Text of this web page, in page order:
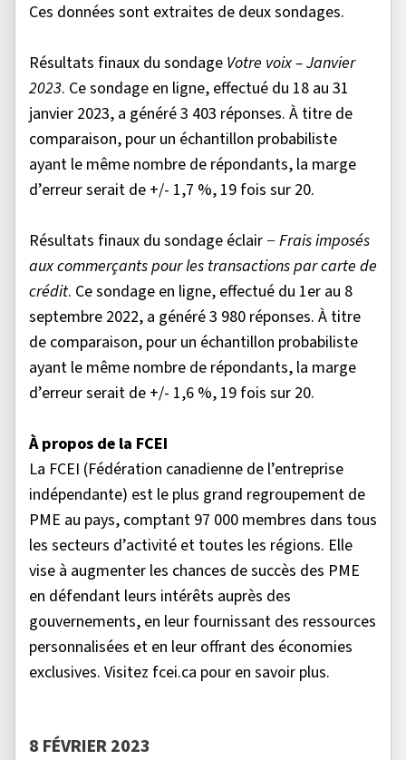
Ces données sont extraites de deux sondages.
Résultats finaux du sondage Votre voix – Janvier
2023. Ce sondage en ligne, effectué du 18 au 31
janvier 2023, a généré 3 403 réponses. À titre de
comparaison, pour un échantillon probabiliste
ayant le même nombre de répondants, la marge
d’erreur serait de +/- 1,7 %, 19 fois sur 20.
Résultats finaux du sondage éclair −Frais imposés
aux commerçants pour les transactions par carte de
crédit. Ce sondage en ligne, effectué du 1er au 8
septembre 2022, a généré 3 980 réponses. À titre
de comparaison, pour un échantillon probabiliste
ayant le même nombre de répondants, la marge
d’erreur serait de +/- 1,6 %, 19 fois sur 20.
À propos de la FCEI
La FCEI (Fédération canadienne de l’entreprise
indépendante) est le plus grand regroupement de
PME au pays, comptant 97 000 membres dans tous
les secteurs d’activité et toutes les régions. Elle
vise à augmenter les chances de succès des PME
en défendant leurs intérêts auprès des
gouvernements, en leur fournissant des ressources
personnalisées et en leur offrant des économies
exclusives. Visitez fcei.ca pour en savoir plus.
8 FÉVRIER 2023